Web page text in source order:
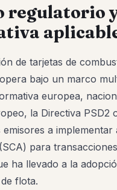
regulatorio
de tarjetas de
bajo un marco
europea,
la Directiva PSD2
a implementar
para
ha llevado a la
flota.